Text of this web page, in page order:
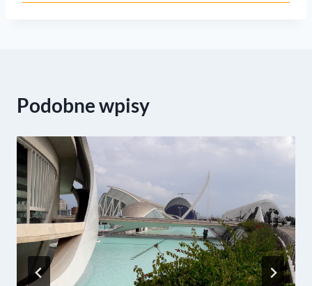
Podobne wpisy